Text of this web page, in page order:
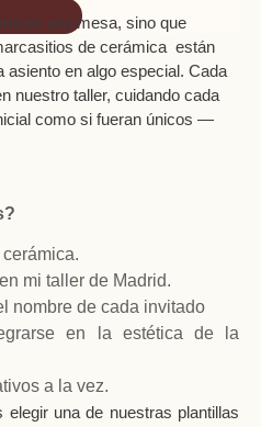
preciosuna mesa, sino que
de cerámica están
asiento en algo especial. Cada
nuestro taller, cuidando cada
como si fueran únicos —
mi taller de Madrid.
nombre de cada invitado
en la estética de la
a la vez.
elegir una de nuestras plantillas